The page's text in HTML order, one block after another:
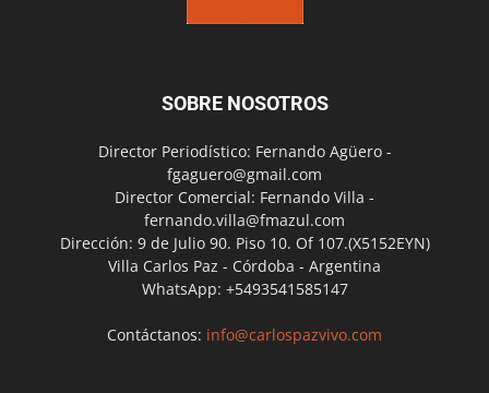
SOBRE NOSOTROS
Director Periodístico: Fernando Agüero -
fgaguero@gmail.com
Director Comercial: Fernando Villa -
fernando.villa@fmazul.com
Dirección: 9 de Julio 90. Piso 10. Of 107.(X5152EYN)
Villa Carlos Paz - Córdoba - Argentina
WhatsApp: +5493541585147
Contáctanos: info@carlospazvivo.com